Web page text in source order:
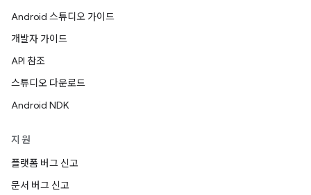
Android 스튜디오 가이드
개발자 가이드
API 참조
스튜디오 다운로드
Android NDK
지원
플랫폼 버그 신고
문서 버그 신고